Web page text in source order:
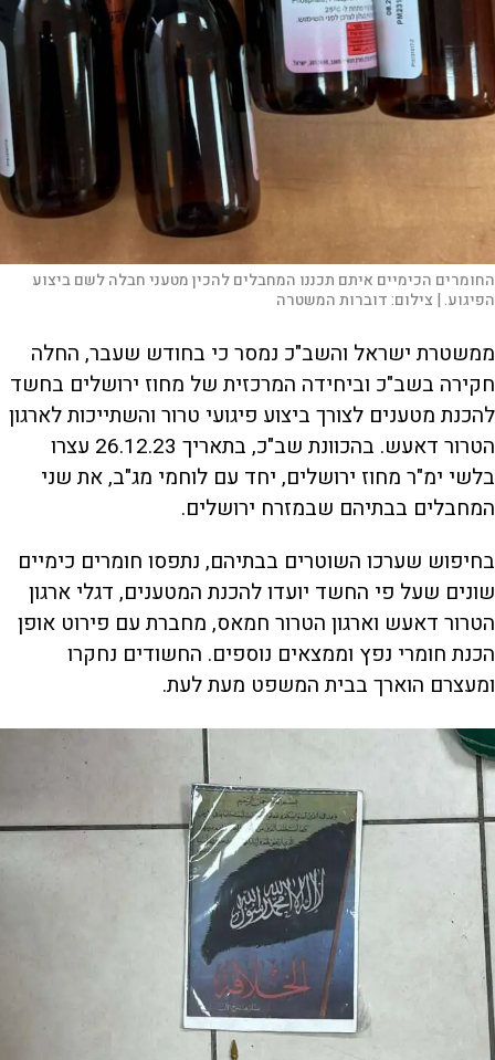
החומרים הכימיים איתם תכננו המחבלים להכין מטעני חבלה לשם ביצוע
הפיגוע. | צילום:דוברות המשטרה
ממשטרת ישראל והשב"כ נמסר כי בחודש שעבר, החלה
חקירה בשב"כ וביחידה המרכזית של מחוז ירושלים בחשד
להכנת מטענים לצורך ביצוע פיגועי טרור והשתייכות לארגון
הטרור דאעש. בהכוונת שב"כ, בתאריך 26.12.23 עצרו
בלשי ימ"ר מחוז ירושלים, יחד עם לוחמי מג"ב, את שני
המחבלים בבתיהם שבמזרח ירושלים.
בחיפוש שערכו השוטרים בבתיהם, נתפסו חומרים כימיים
שונים שעל פי החשד יועדו להכנת המטענים, דגלי ארגון
הטרור דאעש וארגון הטרור חמאס, מחברת עם פירוט אופן
הכנת חומרי נפץ וממצאים נוספים. החשודים נחקרו
ומעצרם הוארך בבית המשפט מעת לעת.